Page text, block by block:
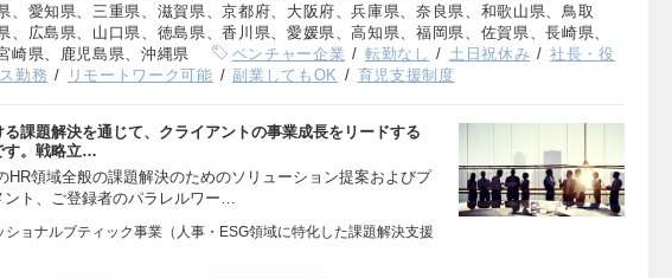
、愛知県、三重県、滋賀県、京都府、大阪府、兵庫県、奈良県、和歌山県、鳥取
、広島県、山口県、徳島県、香川県、愛媛県、高知県、福岡県、佐賀県、長崎県、
崎県、鹿児島県、沖縄県
ベンチャー企業 転勤なし 土日祝休み
社長・役
勤務 リモートワーク可能 副業してもOK 育児支援制度
課題解決を通じて、クライアントの事業成長をリードする
す。戦略立…
HR領域全般の課題解決のためのソリューション提案およびプ
ント、ご登録者のパラレルワー…
ショナルブティック事業（人事・ESG領域に特化した課題解決支援